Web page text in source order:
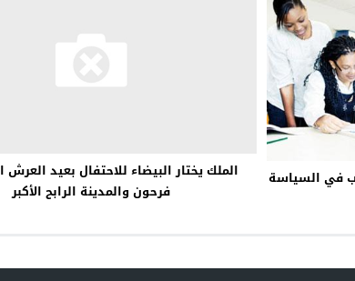
في السياسة
الملك يختار البيضاء للاحتفال بعيد العرش
فرحون والمدينة الرابح الأكبر